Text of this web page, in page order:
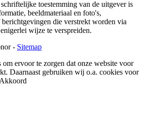
toestemming van de uitgever is
beeldmateriaal en foto's,
die verstrekt worden via
wijze te verspreiden.
- Sitemap
ervoor te zorgen dat onze website voor
Daarnaast gebruiken wij o.a. cookies voor
Akkoord